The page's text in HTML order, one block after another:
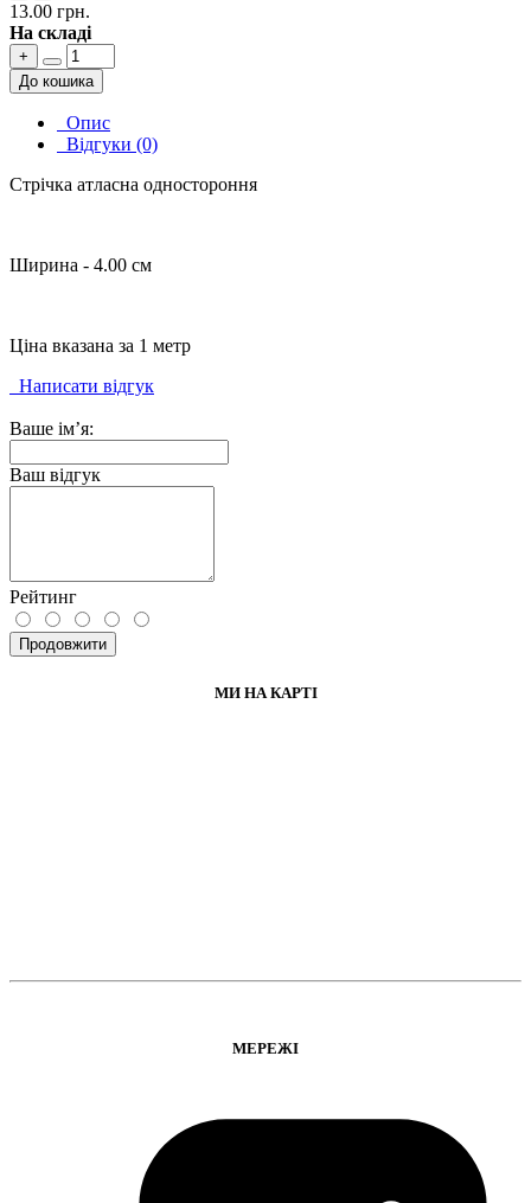
13.00 грн.
На складі
+
До кошика
Опис
Відгуки (0)
Стрічка атласна одностороння
Ширина - 4.00 см
Ціна вказана за 1 метр
Написати відгук
Ваше ім’я:
Ваш відгук
Рейтинг
Продовжити
МИ НА КАРТІ
МЕРЕЖІ